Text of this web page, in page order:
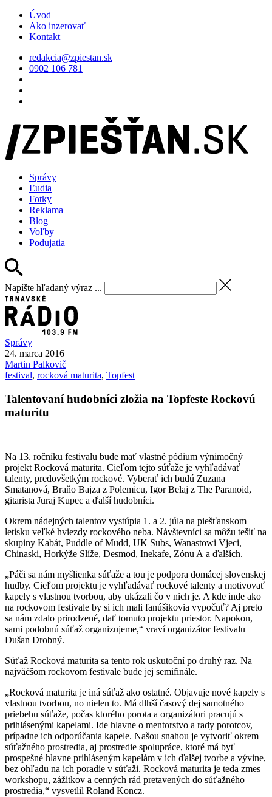
Úvod
Ako inzerovať
Kontakt
redakcia@zpiestan.sk
0902 106 781
Správy
Ľudia
Fotky
Reklama
Blog
Voľby
Podujatia
Napíšte hľadaný výraz ...
Správy
24. marca 2016
Martin Palkovič
festival, rocková maturita, Topfest
Talentovaní hudobníci zložia na Topfeste Rockovú
maturitu
Na 13. ročníku festivalu bude mať vlastné pódium výnimočný
projekt Rocková maturita. Cieľom tejto súťaže je vyhľadávať
talenty, predovšetkým rockové. Vyberať ich budú Zuzana
Smatanová, Braňo Bajza z Polemicu, Igor Belaj z The Paranoid,
gitarista Juraj Kupec a ďalší hudobníci.
Okrem nádejných talentov vystúpia 1. a 2. júla na piešťanskom
letisku veľké hviezdy rockového neba. Návštevníci sa môžu tešiť na
skupiny Kabát, Puddle of Mudd, UK Subs, Wanastowi Vjeci,
Chinaski, Horkýže Slíže, Desmod, Inekafe, Zónu A a ďalších.
„Páči sa nám myšlienka súťaže a tou je podpora domácej slovenskej
hudby. Cieľom projektu je vyhľadávať rockové talenty a motivovať
kapely s vlastnou tvorbou, aby ukázali čo v nich je. A kde inde ako
na rockovom festivale by si ich mali fanúšikovia vypočuť? Aj preto
sa nám zdalo prirodzené, dať tomuto projektu priestor. Napokon,
sami podobnú súťaž organizujeme,“ vraví organizátor festivalu
Dušan Drobný.
Súťaž Rocková maturita sa tento rok uskutoční po druhý raz. Na
najväčšom rockovom festivale bude jej semifinále.
„Rocková maturita je iná súťaž ako ostatné. Objavuje nové kapely s
vlastnou tvorbou, no nielen to. Má dlhší časový dej samotného
priebehu súťaže, počas ktorého porota a organizátori pracujú s
prihlásenými kapelami. Ide hlavne o mentorstvo a rady porotcov,
prípadne ich odporúčania kapele. Našou snahou je vytvoriť okrem
súťažného prostredia, aj prostredie spolupráce, ktoré má byť
prospešné hlavne prihláseným kapelám v ich ďalšej tvorbe a vývine,
bez ohľadu na ich poradie v súťaži. Rocková maturita je teda zmes
workshopu, zážitkov a cenných rád pretavených do súťažného
prostredia,“ vysvetlil Roland Koncz.